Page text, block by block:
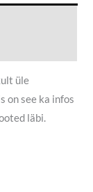
üle
on see ka infos
läbi.